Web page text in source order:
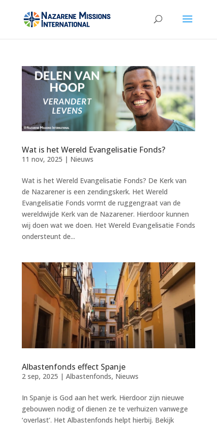
Wat is het Wereld Evangelisatie Fonds?
11 nov, 2025 | Nieuws
Wat is het Wereld Evangelisatie Fonds? De Kerk van
de Nazarener is een zendingskerk. Het Wereld
Evangelisatie Fonds vormt de ruggengraat van de
wereldwijde Kerk van de Nazarener. Hierdoor kunnen
wij doen wat we doen. Het Wereld Evangelisatie Fonds
ondersteunt de...
Albastenfonds effect Spanje
2 sep, 2025 | Albastenfonds, Nieuws
In Spanje is God aan het werk. Hierdoor zijn nieuwe
gebouwen nodig of dienen ze te verhuizen vanwege
‘overlast’. Het Albastenfonds helpt hierbij. Bekijk